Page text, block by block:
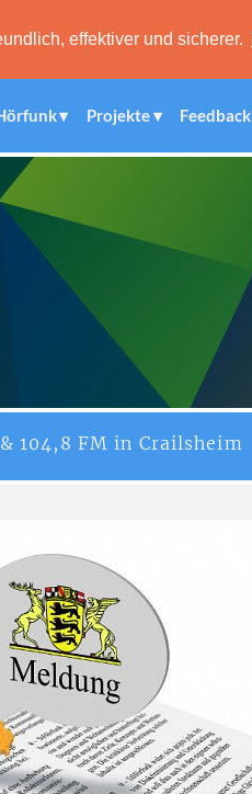
effektiver und sicherer.
Projekte Feedback
104,8 FM in Crailsheim